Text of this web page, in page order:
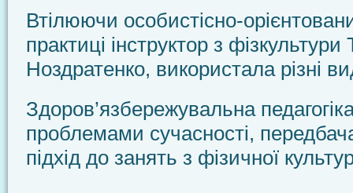
Втілюючи особистісно-
практиці інструктор з фізкультури
Ноздратенко, використала різні
Здоров’язбережувальна
проблемами сучасності,
підхід до занять з фізичної